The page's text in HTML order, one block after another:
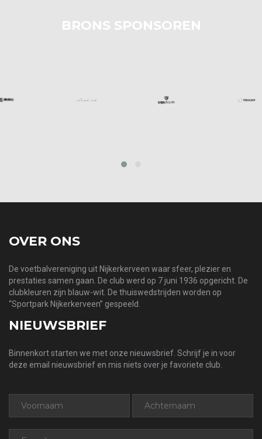
BRONS SPONSOREN
prev
OVER ONS
De voetbalvereniging uit Nijkerkerveen waar sfeer, plezier en
prestaties samen gaan. De club werd op 7 juni 1936 opgericht. De
clubkleuren zijn blauw-wit. De thuiswedstrijden worden op
“Sportpark Nijkerkerveen” gespeeld.
NIEUWSBRIEF
Binnenkort starten we met onze nieuwsbrief. Schrijf je in voor
deze email nieuwsbrief en mis niets over je favoriete club.